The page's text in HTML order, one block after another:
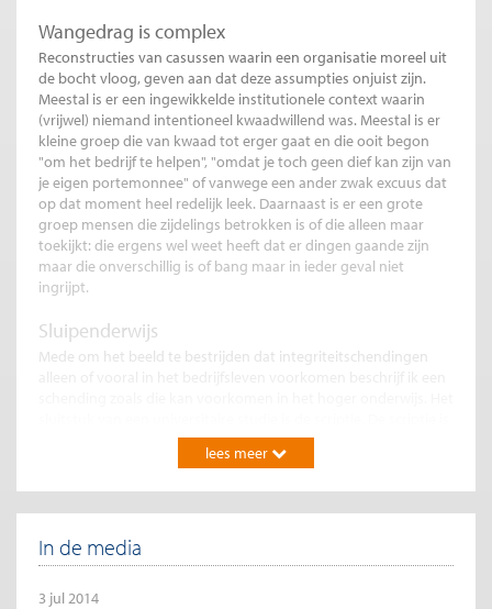
Wangedrag is complex
Reconstructies van casussen waarin een organisatie moreel uit
de bocht vloog, geven aan dat deze assumpties onjuist zijn.
Meestal is er een ingewikkelde institutionele context waarin
(vrijwel) niemand intentioneel kwaadwillend was. Meestal is er
kleine groep die van kwaad tot erger gaat en die ooit begon
"om het bedrijf te helpen", "omdat je toch geen dief kan zijn van
je eigen portemonnee" of vanwege een ander zwak excuus dat
op dat moment heel redelijk leek. Daarnaast is er een grote
groep mensen die zijdelings betrokken is of die alleen maar
toekijkt: die ergens wel weet heeft dat er dingen gaande zijn
maar die onverschillig is of bang maar in ieder geval niet
ingrijpt.
Sluipenderwijs
Mede om het beeld te bestrijden dat integriteitschendingen
een gewichtig onderdeel van de studie. Daarom is er meestal
een begeleider en een "tweede lezer" aan het eind. Het
de scriptie "kantje boord" vindt- of net niet goed genoeg. Is er
verder niks speciaal aan de hand, dan is er meestal nog geen
lees meer
In de media
3 jul 2014